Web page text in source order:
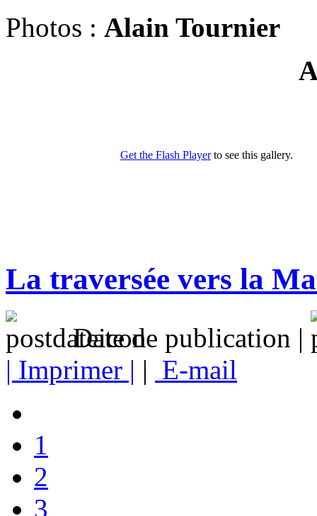
Photos : Alain Tournier
La traversée vers la
Date de publication |
| Imprimer | | E-mail
1
2
3